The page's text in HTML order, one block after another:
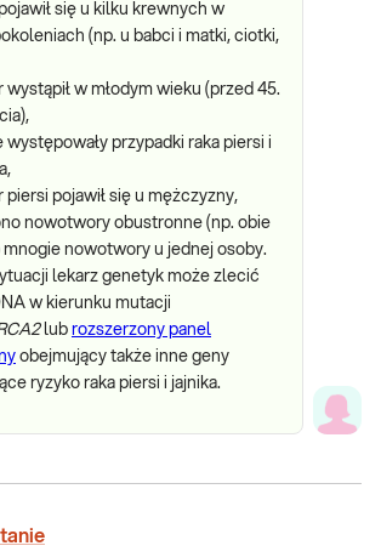
się u kilku krewnych w
(np. u babci i matki, ciotki,
w młodym wieku (przed 45.
występowały przypadki raka piersi i
pojawił się u mężczyzny,
nowotwory obustronne (np. obie
mnogie nowotwory u jednej osoby.
lekarz genetyk może zlecić
w kierunku mutacji
lub rozszerzony panel
obejmujący także inne geny
ryzyko raka piersi i jajnika.